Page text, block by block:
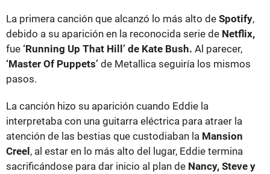
La primera canción que alcanzó lo más alto de Spotify,
debido a su aparición en la reconocida serie de Netflix,
fue ‘Running Up That Hill’ de Kate Bush. Al parecer,
‘Master Of Puppets’ de Metallica seguiría los mismos
pasos.
La canción hizo su aparición cuando Eddie la
interpretaba con una guitarra eléctrica para atraer la
atención de las bestias que custodiaban la Mansion
Creel, al estar en lo más alto del lugar, Eddie termina
sacrificándose para dar inicio al plan de Nancy, Steve y